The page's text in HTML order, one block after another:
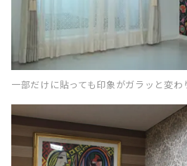
一部だけに貼っても印象がガラッと変わ